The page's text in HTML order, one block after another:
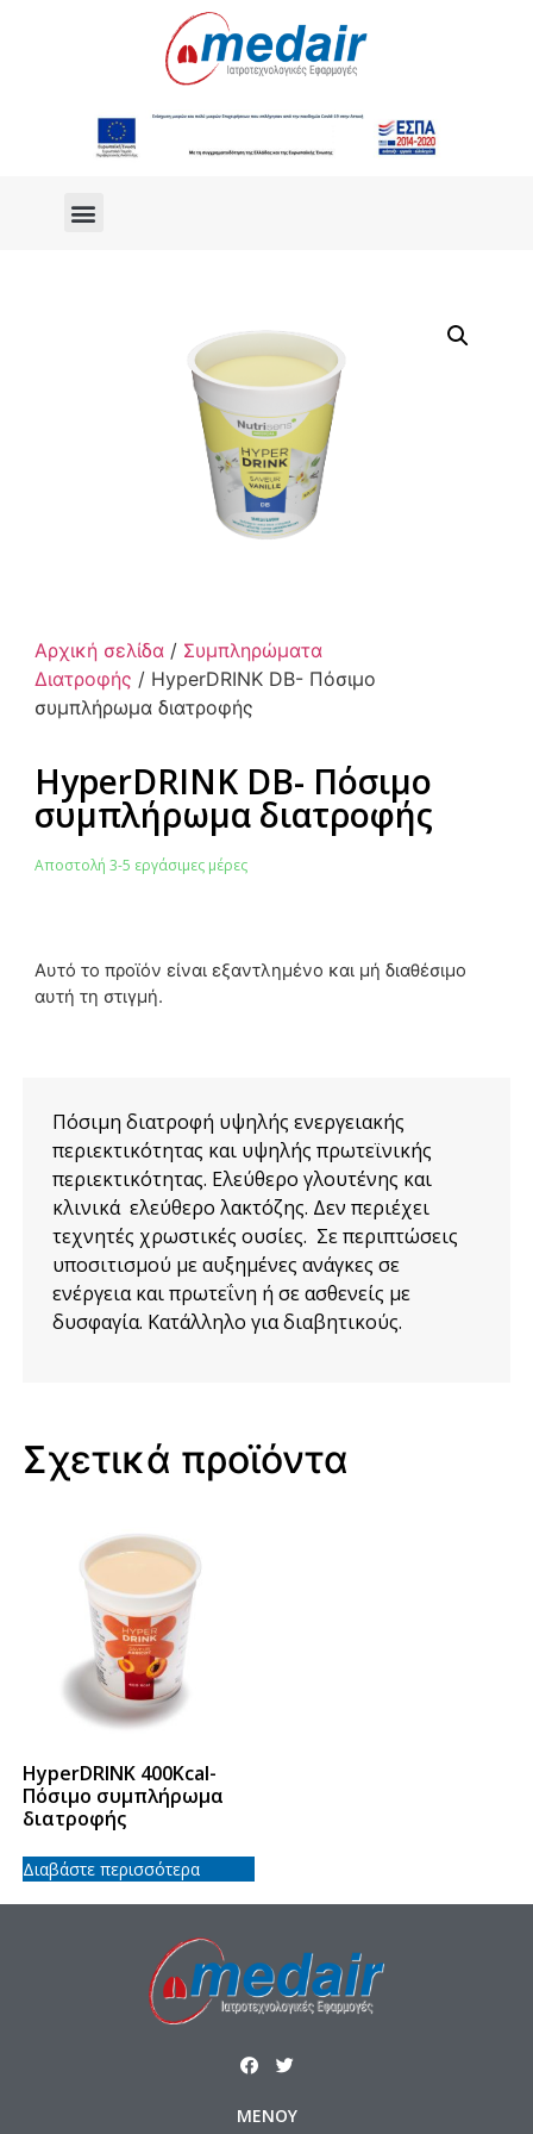
Αρχική σελίδα/ Συμπληρώματα
Διατροφής / HyperDRINK DB- Πόσιμο
συμπλήρωμα διατροφής
HyperDRINK DB- Πόσιμο
συμπλήρωμα διατροφής
Αποστολή 3-5 εργάσιμες μέρες
Αυτό το προϊόν είναι εξαντλημένο και μή διαθέσιμο
αυτή τη στιγμή.
Πόσιμη διατροφή υψηλής ενεργειακής
περιεκτικότητας και υψηλής πρωτεϊνικής
περιεκτικότητας. Ελεύθερο γλουτένης και
κλινικά ελεύθερο λακτόζης. Δεν περιέχει
τεχνητές χρωστικές ουσίες. Σε περιπτώσεις
υποσιτισμού με αυξημένες ανάγκες σε
ενέργεια και πρωτεΐνη ή σε ασθενείς με
δυσφαγία. Κατάλληλο για διαβητικούς.
Σχετικά προϊόντα
HyperDRINK 400Kcal-
Πόσιμο συμπλήρωμα
διατροφής
Διαβάστε περισσότερα
ΜΕΝΟΥ